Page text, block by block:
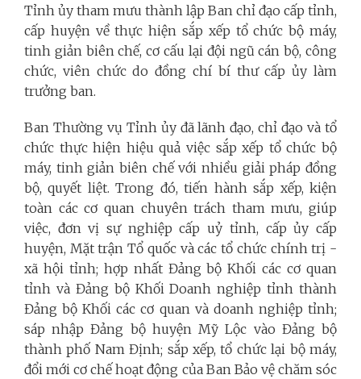
Tỉnh ủy tham mưu thành lập Ban chỉ đạo cấp tỉnh,
cấp huyện về thực hiện sắp xếp tổ chức bộ máy,
tinh giản biên chế, cơ cấu lại đội ngũ cán bộ, công
chức, viên chức do đồng chí bí thư cấp ủy làm
trưởng ban.
Ban Thường vụ Tỉnh ủy đã lãnh đạo, chỉ đạo và tổ
chức thực hiện hiệu quả việc sắp xếp tổ chức bộ
máy, tinh giản biên chế với nhiều giải pháp đồng
bộ, quyết liệt. Trong đó, tiến hành sắp xếp, kiện
toàn các cơ quan chuyên trách tham mưu, giúp
việc, đơn vị sự nghiệp cấp uỷ tỉnh, cấp ủy cấp
huyện, Mặt trận Tổ quốc và các tổ chức chính trị -
xã hội tỉnh; hợp nhất Đảng bộ Khối các cơ quan
tỉnh và Đảng bộ Khối Doanh nghiệp tỉnh thành
Đảng bộ Khối các cơ quan và doanh nghiệp tỉnh;
sáp nhập Đảng bộ huyện Mỹ Lộc vào Đảng bộ
thành phố Nam Định; sắp xếp, tổ chức lại bộ máy,
đổi mới cơ chế hoạt động của Ban Bảo vệ chăm sóc